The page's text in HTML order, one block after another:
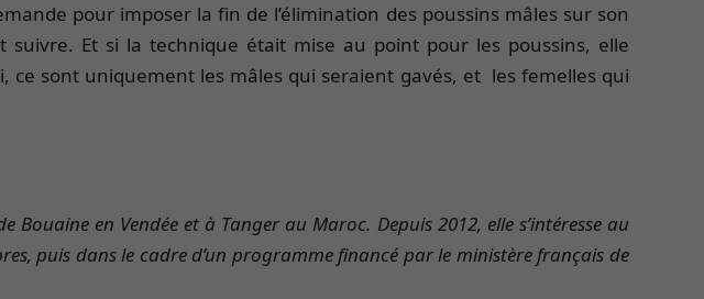
pour imposer la fin de l’élimination des poussins mâles sur son
suivre. Et si la technique était mise au point pour les poussins, elle
ce sont uniquement les mâles qui seraient gavés, et les femelles qui
en Vendée et à Tanger au Maroc. Depuis 2012, elle s’intéresse au
puis dans le cadre d’un programme financé par le ministère français de